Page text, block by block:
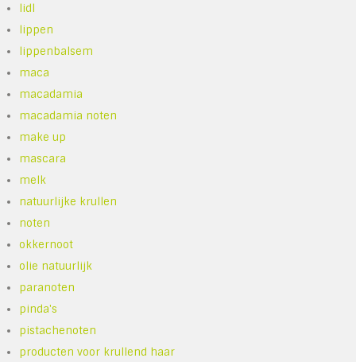
lidl
lippen
lippenbalsem
maca
macadamia
macadamia noten
make up
mascara
melk
natuurlijke krullen
noten
okkernoot
olie natuurlijk
paranoten
pinda's
pistachenoten
producten voor krullend haar